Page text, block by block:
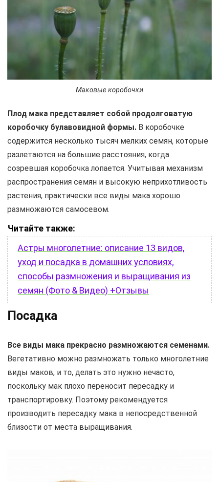
Маковые коробочки
Плод мака представляет собой продолговатую
коробочку булавовидной формы. В коробочке
содержится несколько тысяч мелких семян, которые
разлетаются на большие расстояния, когда
созревшая коробочка лопается. Учитывая механизм
распространения семян и высокую неприхотливость
растения, практически все виды мака хорошо
размножаются самосевом.
Читайте также:
Астры многолетние: описание 13 видов,
уход и посадка в домашних условиях,
способы размножения и выращивания из
семян (Фото & Видео) +Отзывы
Посадка
Все виды мака прекрасно размножаются семенами.
Вегетативно можно размножать только многолетние
виды маков, и то, делать это нужно нечасто,
поскольку мак плохо переносит пересадку и
транспортировку. Поэтому рекомендуется
производить пересадку мака в непосредственной
близости от места выращивания.